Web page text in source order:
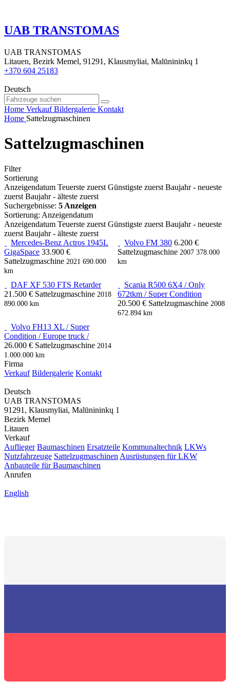
UAB TRANSTOMAS
UAB TRANSTOMAS
Litauen, Bezirk Memel, 91291, Klausmyliai, Malūnininkų 1
+370 604 25183
Deutsch
Home Verkauf Bildergalerie Kontakt
Home Sattelzugmaschinen
Sattelzugmaschinen
Filter
Sortierung
Anzeigendatum Teuerste zuerst Günstigste zuerst Baujahr - neueste
zuerst Baujahr - älteste zuerst
Suchergebnisse: 5 Anzeigen
Sortierung: Anzeigendatum
Anzeigendatum Teuerste zuerst Günstigste zuerst Baujahr - neueste
zuerst Baujahr - älteste zuerst
Mercedes-Benz Actros 1945L
GigaSpace 33.900 €
Sattelzugmaschine 2021 690.000
km
Volvo FM 380 6.200 €
Sattelzugmaschine 2007 378.000
km
DAF XF 530 FTS Retarder
21.500 € Sattelzugmaschine 2018
890.000 km
Scania R500 6X4 / Only
672tkm / Super Condition
20.500 € Sattelzugmaschine 2008
672.894 km
Volvo FH13 XL / Super
Condition / Europe truck /
26.000 € Sattelzugmaschine 2014
1.000.000 km
Firma
Verkauf Bildergalerie Kontakt
Deutsch
UAB TRANSTOMAS
91291, Klausmyliai, Malūnininkų 1
Bezirk Memel
Litauen
Verkauf
Auflieger Baumaschinen Ersatzteile Kommunaltechnik LKWs
Nutzfahrzeuge Sattelzugmaschinen Ausrüstungen für LKW
Anbauteile für Baumaschinen
Anrufen
English